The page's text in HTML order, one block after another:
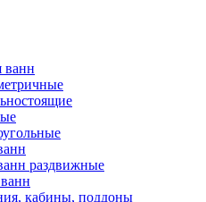
ванн
раздвижные
кабины, поддоны